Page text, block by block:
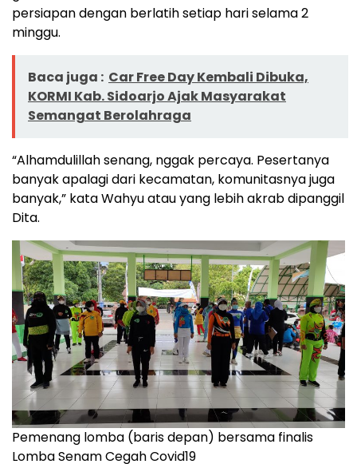
persiapan dengan berlatih setiap hari selama 2
minggu.
Baca juga : Car Free Day Kembali Dibuka,
KORMI Kab. Sidoarjo Ajak Masyarakat
Semangat Berolahraga
“Alhamdulillah senang, nggak percaya. Pesertanya
banyak apalagi dari kecamatan, komunitasnya juga
banyak,” kata Wahyu atau yang lebih akrab dipanggil
Dita.
Pemenang lomba (baris depan) bersama finalis
Lomba Senam Cegah Covid19